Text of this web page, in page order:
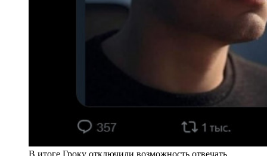
В итоге Гроку отключили возможность отвечать